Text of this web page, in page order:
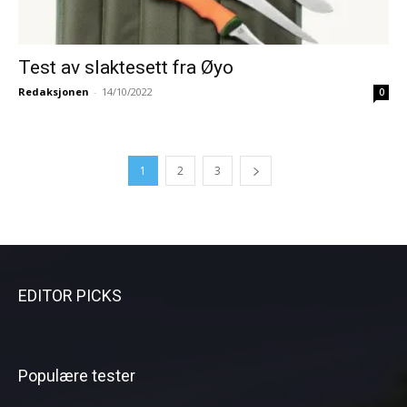
Test av slaktesett fra Øyo
Redaksjonen - 14/10/2022 0
1 2 3
EDITOR PICKS
Populære tester